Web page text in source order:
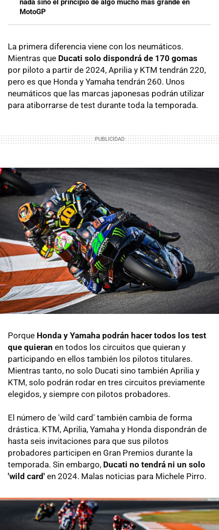
nada sino el principio de algo mucho más grande en
MotoGP
La primera diferencia viene con los neumáticos.
Mientras que Ducati solo dispondrá de 170 gomas
por piloto a partir de 2024, Aprilia y KTM tendrán 220,
pero es que Honda y Yamaha tendrán 260. Unos
neumáticos que las marcas japonesas podrán utilizar
para atiborrarse de test durante toda la temporada.
Porque Honda y Yamaha podrán hacer todos los test
que quieran en todos los circuitos que quieran y
participando en ellos también los pilotos titulares.
Mientras tanto, no solo Ducati sino también Aprilia y
KTM, solo podrán rodar en tres circuitos previamente
elegidos, y siempre con pilotos probadores.
El número de 'wild card' también cambia de forma
drástica. KTM, Aprilia, Yamaha y Honda dispondrán de
hasta seis invitaciones para que sus pilotos
probadores participen en Gran Premios durante la
temporada. Sin embargo, Ducati no tendrá ni un solo
'wild card' en 2024. Malas noticias para Michele Pirro.